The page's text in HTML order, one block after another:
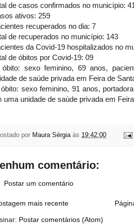
de casos confirmados no município:
ativos: 259
recuperados no dia: 7
de recuperados no município: 143
da Covid-19 hospitalizados no
de óbitos por Covid-19: 09
óbito: sexo feminino, 69 anos,
de saúde privada em Feira de
óbito: sexo feminino, 91 anos,
uma unidade de saúde privada em
por Maura Sérgia às 19:42:00
comentário:
Postar um comentário
mais recente
Postar comentários (Atom)